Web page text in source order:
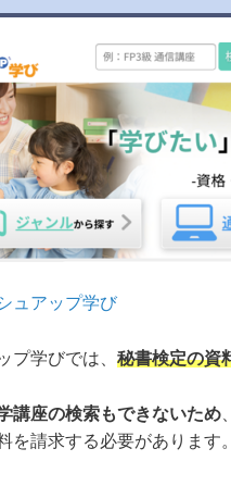
ュアップ学び
プ学びでは、 秘書検定の資
講座の検索もできないため
を請求する必要があります。